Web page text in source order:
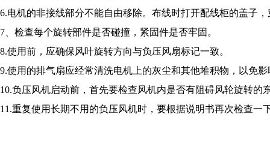
6.电机的非接线部分不能自由移除。布线时打开配线柜的盖子
7、检查每个旋转部件是否碰撞，紧固件是否牢固。
8.使用前，应确保风叶旋转方向与负压风扇标记一致。
9.使用的排气扇应经常清洗电机上的灰尘和其他堆积物，以免
10.负压风机启动前，首先要检查风机内是否有阻碍风轮旋转的
11.重复使用长期不用的负压风机时，要根据说明书再次检查一